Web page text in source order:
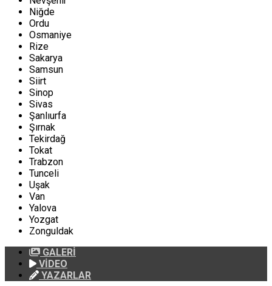
Niğde
Ordu
Osmaniye
Rize
Sakarya
Samsun
Siirt
Sinop
Sivas
Şanlıurfa
Şırnak
Tekirdağ
Tokat
Trabzon
Tunceli
Uşak
Van
Yalova
Yozgat
Zonguldak
GALERİ
VİDEO
YAZARLAR